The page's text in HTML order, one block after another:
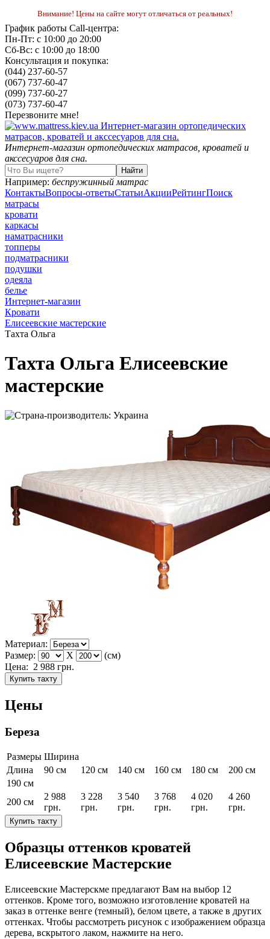
Внимание! Цены на сайте могут отличаться от реальных!
График работы Call-центра:
Пн-Пт: с 10:00 до 20:00
Сб-Вс: с 10:00 до 18:00
Консультация и покупка:
(044) 237-60-57
(067) 737-60-47
(099) 737-60-27
(073) 737-60-47
Перезвоните мне!
Интернет-магазин ортопедических матрасов, кроватей и
акссесуаров для сна.
Например: беспружинный матрас
КонтактыВопросы-ответыСтатьиАкцииРейтингПоиск
матрасы
кровати
каркасы
наматрасники
топперы
подматрасники
подушки
одеяла
белье
Интернет-магазин
Кровати
Елисеевские мастерские
Тахта Ольга
Тахта Ольга Елисеевские
мастерские
Материал:
Размер:
X
(см)
Цена: 2 988 грн.
Купить тахту
Цены
Береза
Размеры Ширина
Длина
90 см 120 см 140 см 160 см 180 см
200 см
190 см
200 см
2 988
грн.
3 228
грн.
3 540
грн.
3 768
грн.
4 020
грн.
4 260
грн.
Купить тахту
Образцы оттенков кроватей
Елисеевские Мастерские
Елисеевские Мастерскме предлагают Вам на выбор 12
оттенков. Кроме того, возможно изготовление кроватей на
заказ в оттенке венге (темный), белом цвете, а также в других
оттенках. Чтобы рассмотреть рисунок с изображением образца
дерева, вскрытого лаком, нажмите на него.